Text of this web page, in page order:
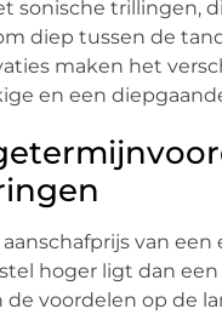
sonische trillingen,
diep tussen de
maken het
en een
van een
hoger ligt dan
de voordelen op de